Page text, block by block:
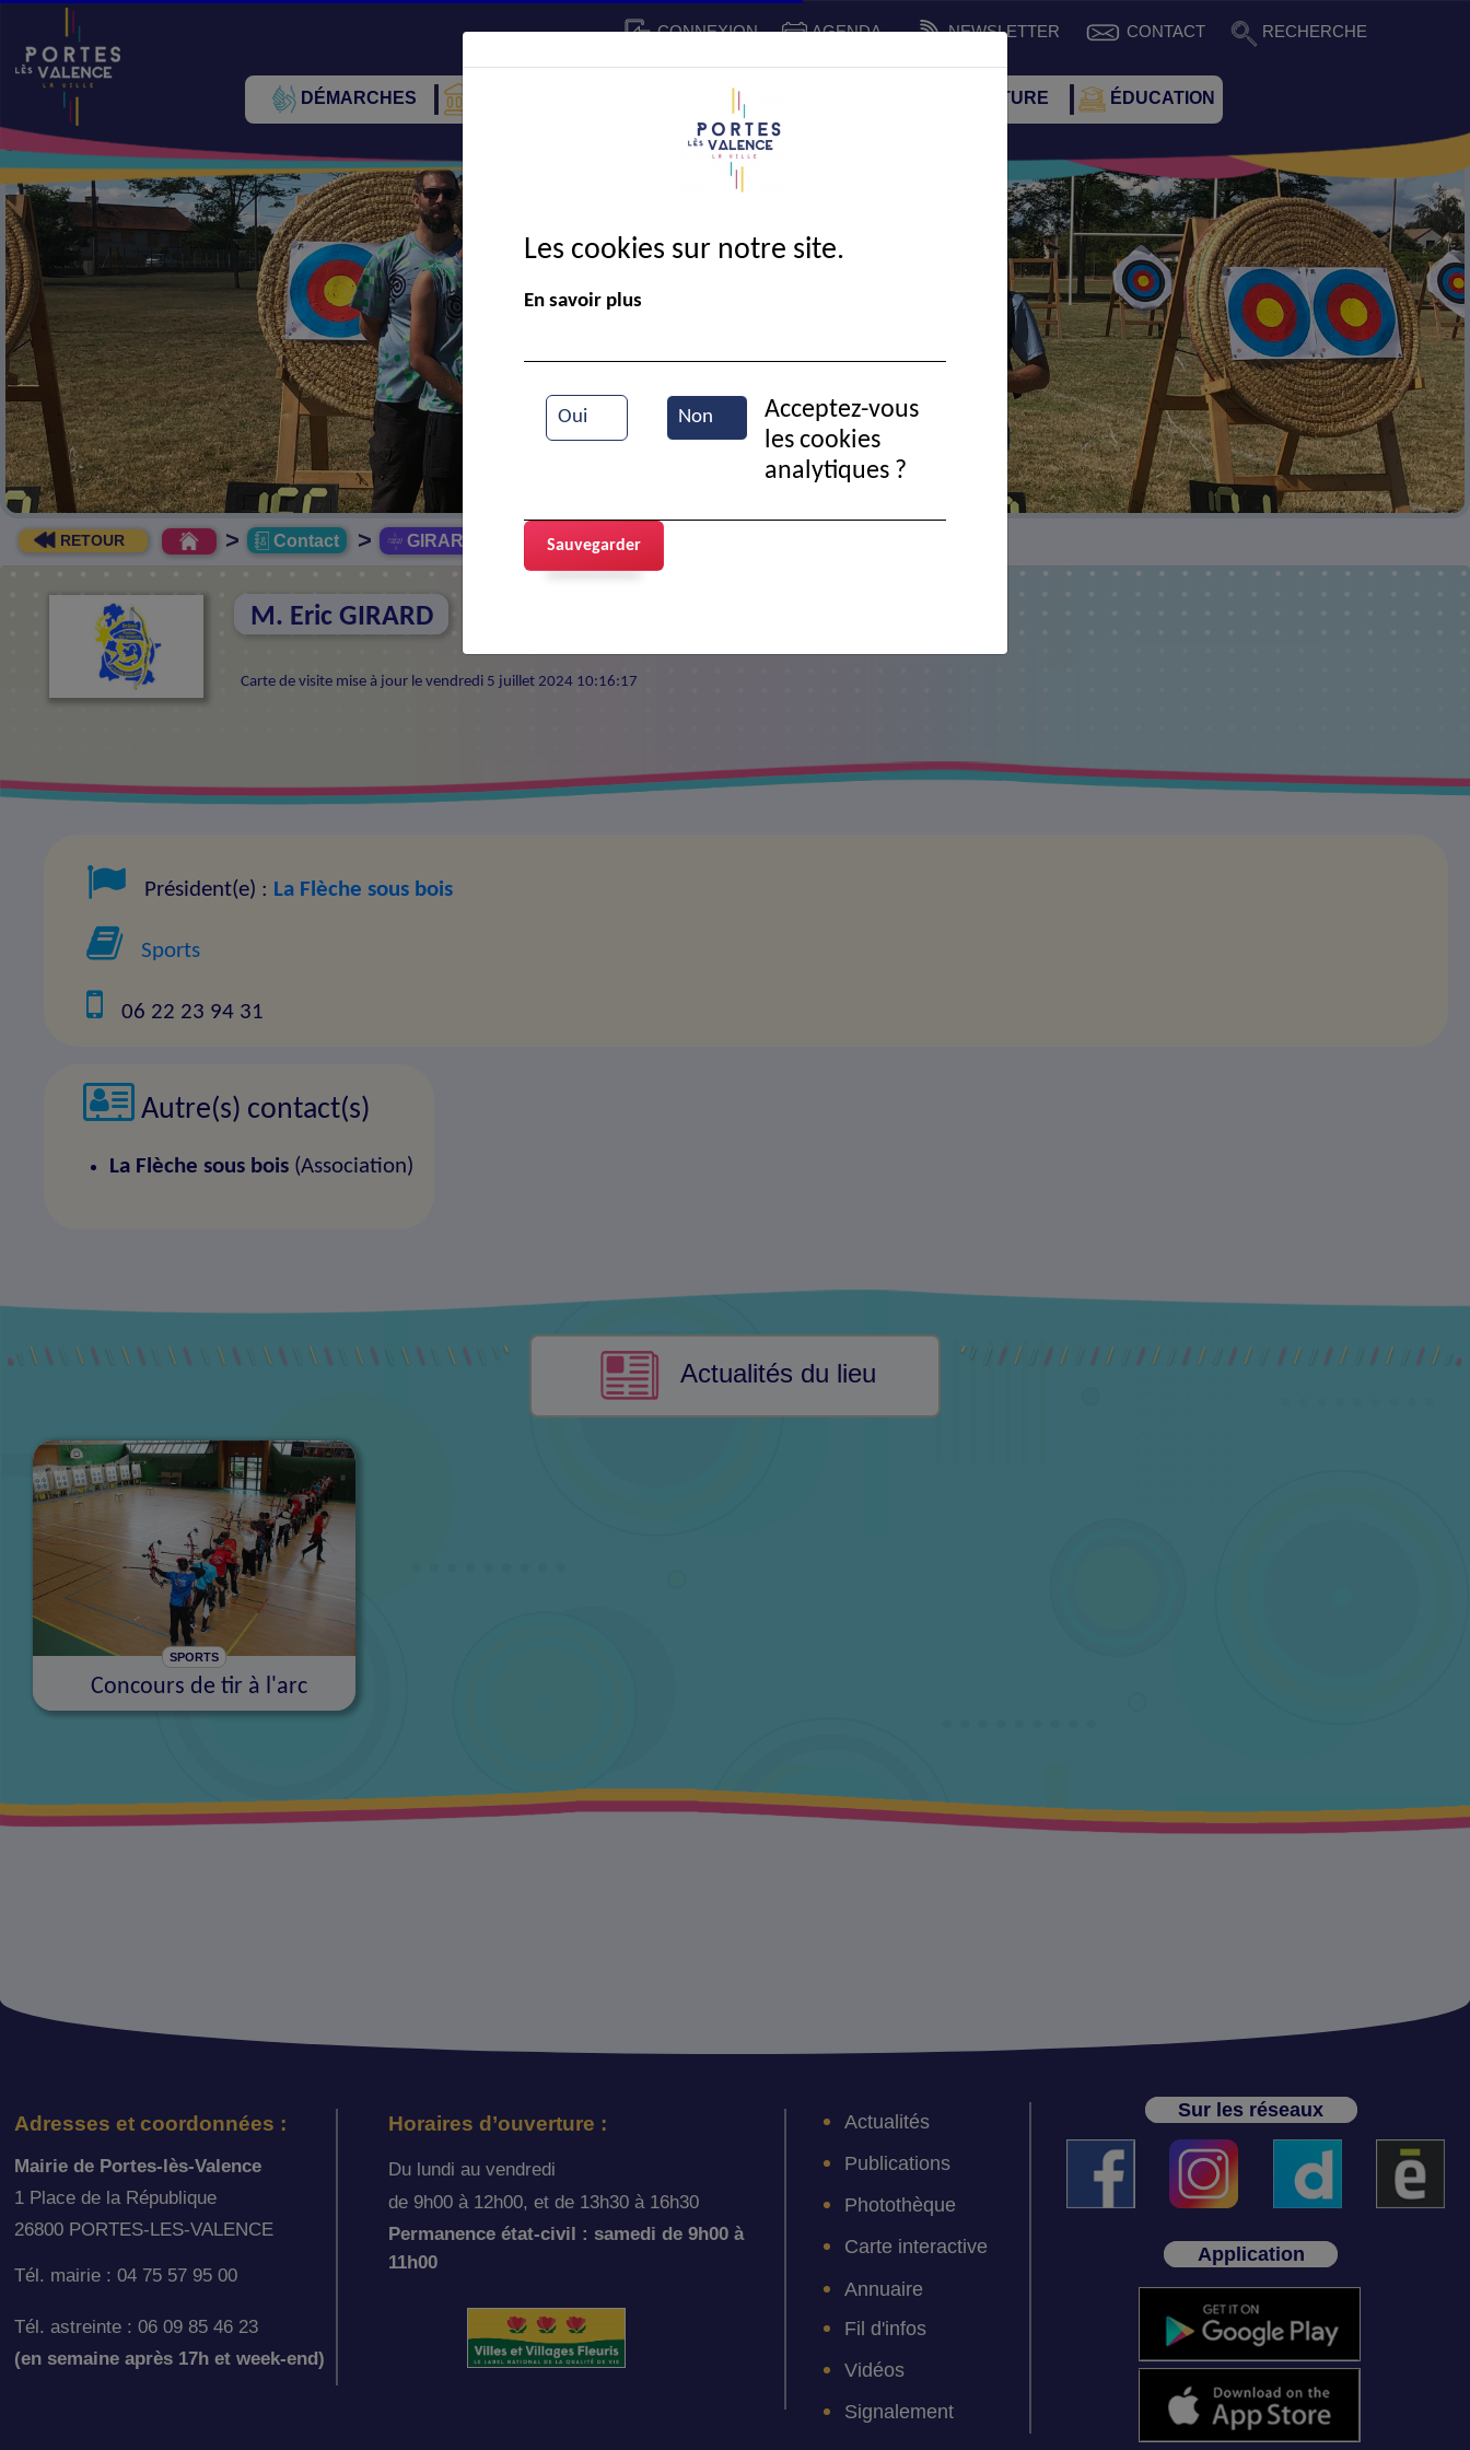
CONNEXION AGENDA NEWSLETTER CONTACT RECHERCHE
DÉMARCHES CADRE DE VIE SPORT ET CULTURE ÉDUCATION
La flèche sous bois
RETOUR > Contact > GIRARD Eric
M. Eric GIRARD
Carte de visite mise à jour le vendredi 5 juillet 2024 10:16:17
Président(e) : La Flèche sous bois
Sports
06 22 23 94 31
Autre(s) contact(s)
La Flèche sous bois (Association)
Actualités du lieu
SPORTS
Concours de tir à l'arc
Adresses et coordonnées :
Mairie de Portes-lès-Valence
1 Place de la République
26800 PORTES-LES-VALENCE
Tél. mairie : 04 75 57 95 00
Tél. astreinte : 06 09 85 46 23
(en semaine après 17h et week-end)
Horaires d’ouverture :
Du lundi au vendredi
de 9h00 à 12h00, et de 13h30 à 16h30
Permanence état-civil : samedi de 9h00 à
11h00
Actualités
Publications
Photothèque
Carte interactive
Annuaire
Fil d'infos
Vidéos
Signalement
Sur les réseaux
Application
Les cookies sur notre site.
En savoir plus
Oui Non
Acceptez-vous
les cookies
analytiques ?
Sauvegarder